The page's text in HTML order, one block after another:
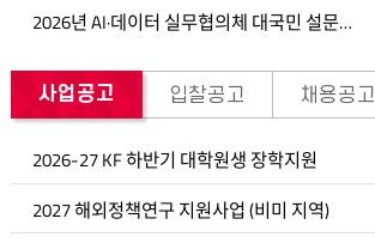
2026년 AI·데이터 실무협의체 대국민 설문조사
사업공고
2026-27 KF 하반기 대학원생 장학지원
2027 해외정책연구 지원사업 (비미 지역)
입찰공고 채용공고